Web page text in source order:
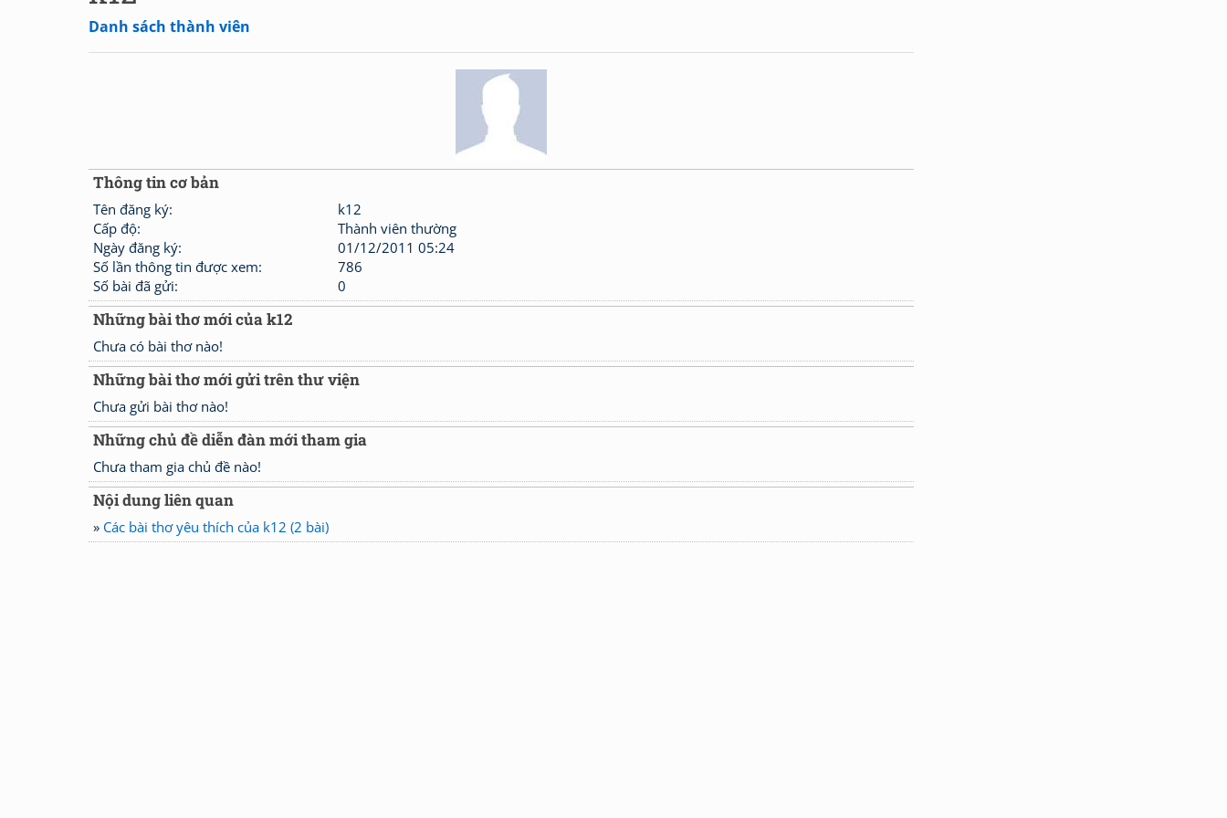
Danh sách thành viên
Thông tin cơ bản
Tên đăng ký:
k12
Cấp độ:
Thành viên thường
Ngày đăng ký:
01/12/2011 05:24
Số lần thông tin được xem:
786
Số bài đã gửi:
0
Những bài thơ mới của k12
Chưa có bài thơ nào!
Những bài thơ mới gửi trên thư viện
Chưa gửi bài thơ nào!
Những chủ đề diễn đàn mới tham gia
Chưa tham gia chủ đề nào!
Nội dung liên quan
» Các bài thơ yêu thích của k12 (2 bài)